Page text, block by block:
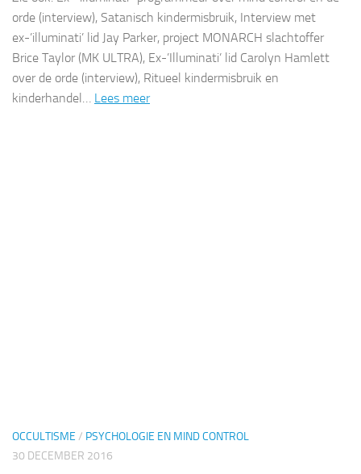
orde (interview), Satanisch kindermisbruik, Interview met
ex-’illuminati’ lid Jay Parker, project MONARCH slachtoffer
Brice Taylor (MK ULTRA), Ex-’Illuminati’ lid Carolyn Hamlett
over de orde (interview), Ritueel kindermisbruik en
kinderhandel… Lees meer
OCCULTISME / PSYCHOLOGIE EN MIND CONTROL
30 DECEMBER 2016